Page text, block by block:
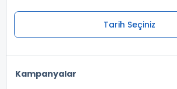
Tarih Seçiniz
Kampanyalar